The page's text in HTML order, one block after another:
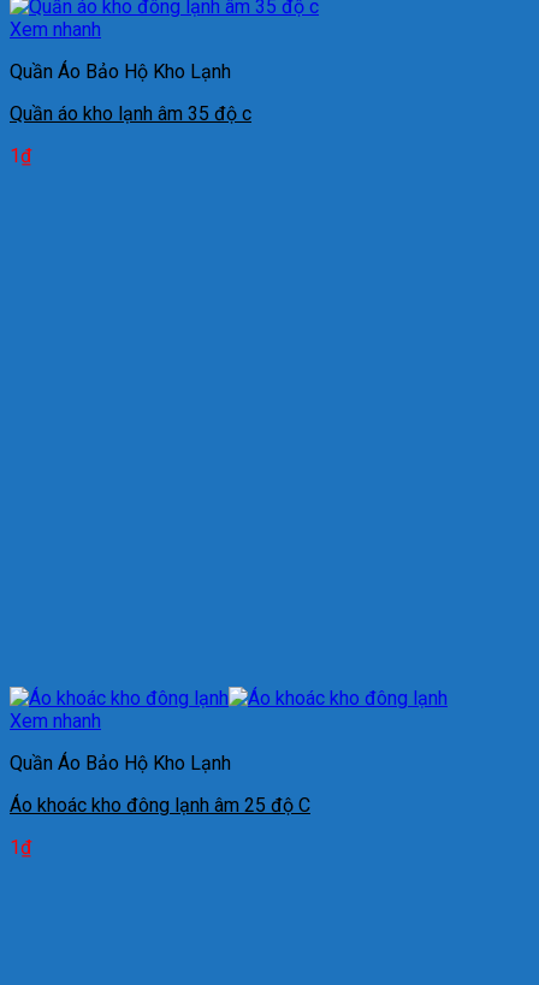
Xem nhanh
Quần Áo Bảo Hộ Kho Lạnh
Quần áo kho lạnh âm 35 độ c
1₫
Xem nhanh
Quần Áo Bảo Hộ Kho Lạnh
Áo khoác kho đông lạnh âm 25 độ C
1₫